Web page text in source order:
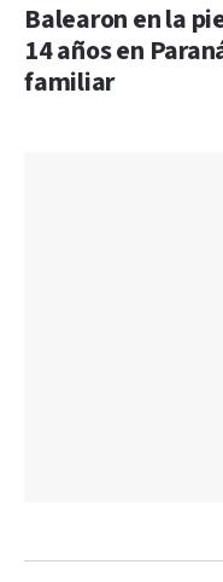
Balearon en la
14 años en
familiar